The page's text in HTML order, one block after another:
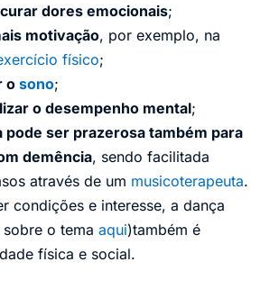
dores emocionais;
motivação, por exemplo, na
físico;
o sono;
o desempenho mental;
pode ser prazerosa também para
demência, sendo facilitada
através de um musicoterapeuta.
condições e interesse, a dança
o tema aqui)também é
física e social.